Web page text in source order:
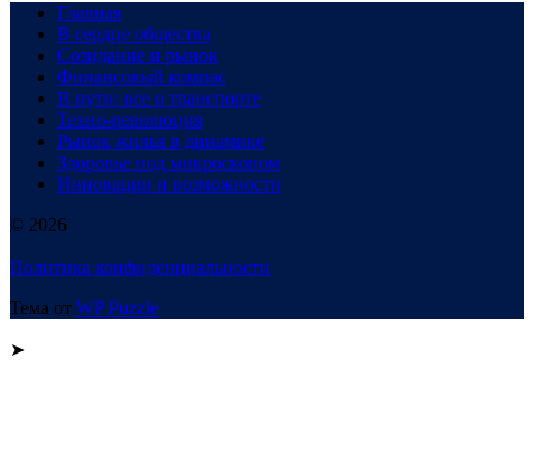
Главная
В сердце общества
Созидание и рынок
Финансовый компас
В пути: все о транспорте
Техно-революция
Рынок жилья в динамике
Здоровье под микроскопом
Инновации и возможности
© 2026
Политика конфиденциальности
Тема от WP Puzzle
➤